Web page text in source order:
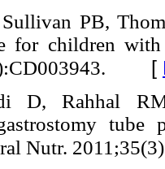
PB,
for children with
[
D, Rahhal
tube
Nutr.